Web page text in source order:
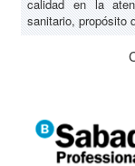
calidad en la
sanitario, propósito